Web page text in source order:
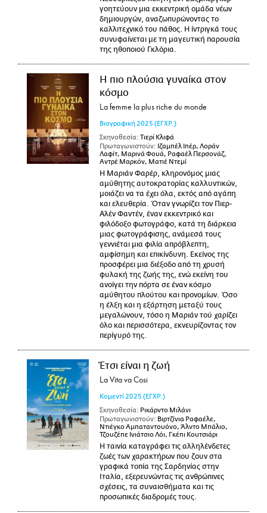
γοητεύουν μια εκκεντρική ομάδα νέων
δημιουργών, αναζωπυρώνοντας το
καλλιτεχνικό του πάθος. Η ίντριγκά τους
συνυφαίνεται με τη μαγευτική παρουσία
της ηθοποιού Γκλόρια.
Η πιο πλούσια γυναίκα στον
κόσμο
La femme la plus riche du monde
Βιογραφική 2025 (ΕΓΧΡ.)
Σκηνοθεσία: Τιερί Κλιφά
Πρωταγωνιστούν: Ιζαμπέλ Ιπέρ, Λοράν
Λαφίτ, Μαρινά Φουά, Ραφαέλ Περσονάζ,
Αντρέ Μαρκόν, Ματιέ Ντεμί
Η Μαριάν Φαρέρ, κληρονόμος μιας
αμύθητης αυτοκρατορίας καλλυντικών,
μοιάζει να τα έχει όλα, εκτός από αγάπη
και ελευθερία. Όταν γνωρίζει τον Πιερ-
Αλέν Φαντέν, έναν εκκεντρικό και
φιλόδοξο φωτογράφο, κατά τη διάρκεια
μιας φωτογράφισης, ανάμεσά τους
γεννιέται μια φιλία απρόβλεπτη,
αμφίσημη και επικίνδυνη. Εκείνος της
προσφέρει μια διέξοδο από τη χρυσή
φυλακή της ζωής της, ενώ εκείνη του
ανοίγει την πόρτα σε έναν κόσμο
αμύθητου πλούτου και προνομίων. Όσο
η έλξη και η εξάρτηση μεταξύ τους
μεγαλώνουν, τόσο η Μαριάν τού χαρίζει
όλο και περισσότερα, εκνευρίζοντας τον
περίγυρό της.
Έτσι είναι η ζωή
La Vita va Cosi
Κομεντί 2025 (ΕΓΧΡ.)
Σκηνοθεσία: Ρικάρντο Μιλάνι
Πρωταγωνιστούν: Βιρτζίνια Ραφαέλε,
Ντιέγκο Αμπαταντουόνο, Άλντο Μπάλιο,
Τζουζέπε Ινιάτσιο Λόι, Γκέπι Κουτσιάρι
Η ταινία καταγράφει τις αλληλένδετες
ζωές των χαρακτήρων που ζουν στα
γραφικά τοπία της Σαρδηνίας στην
Ιταλία, εξερευνώντας τις ανθρώπινες
σχέσεις, τα συναισθήματα και τις
προσωπικές διαδρομές τους.